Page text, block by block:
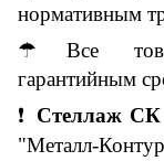
нормативным
☂ Все
гарантийным
❗
Стеллаж СК
"Металл-